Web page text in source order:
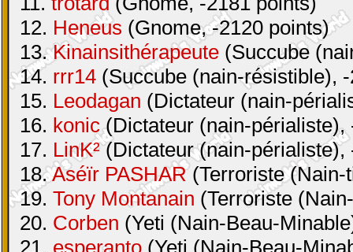
12. Heneus (Gnome, -2120 points)
13.Kinainsithérapeute (Succube
14. rrr14 (Succube (nain-résistible),
15. Leodagan (Dictateur (nain-
16. konic(Dictateur (nain-périaliste),
17. LinK²(Dictateur (nain-périaliste),
18.Aséïr PASHAR(Terroriste (Nain-
19. Tony Montanain (Terroriste
20. Corben (Yeti (Nain-Beau-
21. esperanto (Yeti (Nain-Beau-